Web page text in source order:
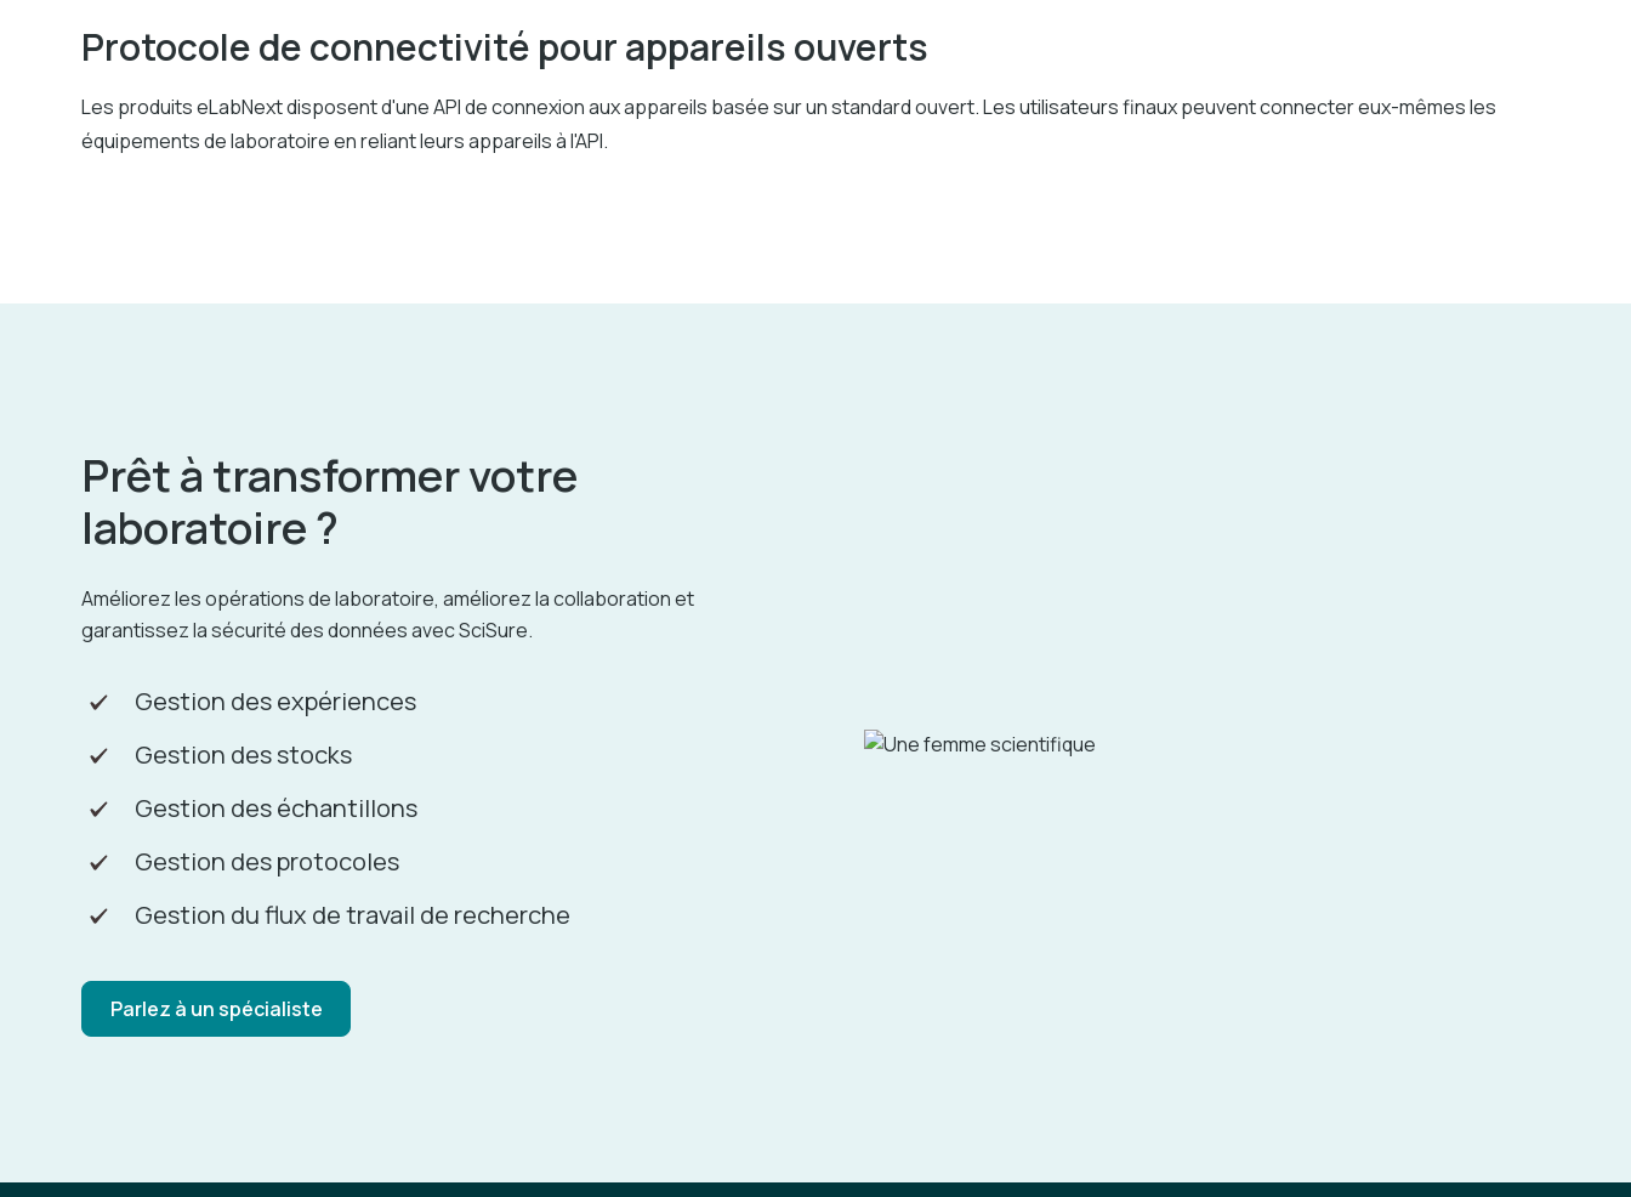
Protocole de connectivité pour appareils ouverts
Les produits eLabNext disposent d'une API de connexion aux appareils basée sur un standard ouvert. Les utilisateurs finaux peuvent connecter eux-mêmes les
équipements de laboratoire en reliant leurs appareils à l'API.
Prêt à transformer votre
laboratoire ?
Améliorez les opérations de laboratoire, améliorez la collaboration et
garantissez la sécurité des données avec SciSure.
Gestion des expériences
Gestion des stocks
Gestion des échantillons
Gestion des protocoles
Gestion du flux de travail de recherche
Parlez à un spécialiste